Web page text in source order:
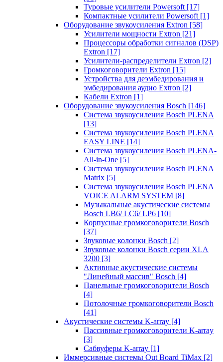
Туровые усилители Powersoft [17]
Компактные усилители Powersoft [1]
Оборудование звукоусиления Extron [58]
Усилители мощности Extron [21]
Процессоры обработки сигналов (DSP)
Extron [17]
Усилители-распределители Extron [2]
Громкоговорители Extron [15]
Устройства для деэмбедирования и
эмбедирования аудио Extron [2]
Кабели Extron [1]
Оборудование звукоусиления Bosch [146]
Система звукоусиления Bosch PLENA
[13]
Система звукоусиления Bosch PLENA
EASY LINE [14]
Система звукоусиления Bosch PLENA-
All-in-One [5]
Система звукоусиления Bosch PLENA
Matrix [5]
Система звукоусиления Bosch PLENA
VOICE ALARM SYSTEM [8]
Музыкальные акустические системы
Bosch LB6/ LC6/ LP6 [10]
Корпусные громкоговорители Bosch
[37]
Звуковые колонки Bosch [2]
Звуковые колонки Bosch серии XLA
3200 [3]
Активные акустические системы
"Линейный массив" Bosch [4]
Панельные громкоговорители Bosch
[4]
Потолочные громкоговорители Bosch
[41]
Акустические системы K-array [4]
Пассивные громкоговорители K-array
[3]
Сабвуферы K-array [1]
Иммерсивные системы Out Board TiMax [2]